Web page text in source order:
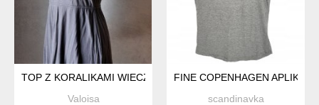
TOP Z KORALIKAMI WIECZOROWY S M
Valoisa
FINE COPENHAGEN
scandinavka